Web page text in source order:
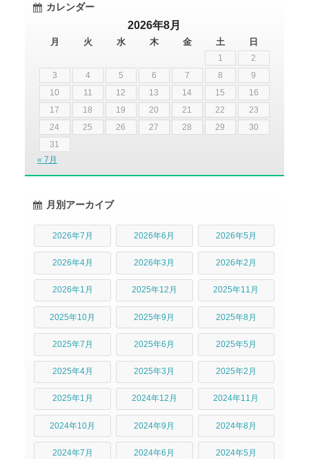
カレンダー
2026年8月
月 火 水 木 金 土 日
1
2
3
4 5 6 7 8
9
10
11 12 13 14 15
16
17
18 19 20 21 22
23
24
25 26 27 28 29
30
31
« 7月
月別アーカイブ
2026年7月 2026年6月 2026年5月
2026年4月 2026年3月 2026年2月
2026年1月 2025年12月 2025年11月
2025年10月 2025年9月 2025年8月
2025年7月 2025年6月 2025年5月
2025年4月 2025年3月 2025年2月
2025年1月 2024年12月 2024年11月
2024年10月 2024年9月 2024年8月
2024年7月 2024年6月 2024年5月